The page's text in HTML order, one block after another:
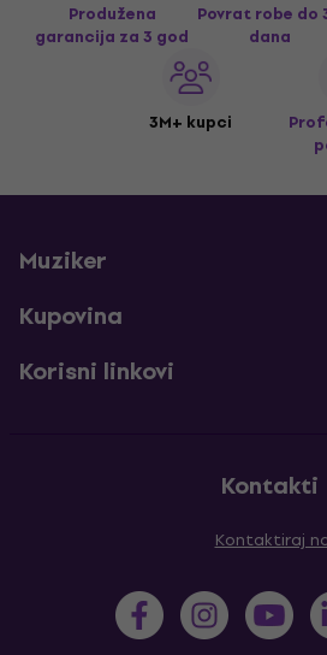
Produžena
garancija za 3 god
Povrat robe do
dana
3M+ kupci
Muziker
Kupovina
Korisni linkovi
Kontakti
Kontaktiraj